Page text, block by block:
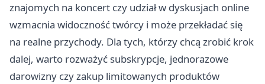
znajomych na koncert czy udział w dyskusjach online
wzmacnia widoczność twórcy i może przekładać się
na realne przychody. Dla tych, którzy chcą zrobić krok
dalej, warto rozważyć subskrypcje, jednorazowe
darowizny czy zakup limitowanych produktów